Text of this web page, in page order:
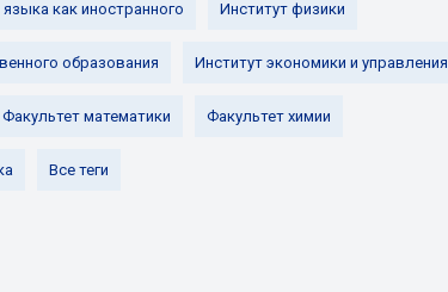
как иностранного Институт физики
образования Институт экономики и управления
Факультет математики Факультет химии
Все теги